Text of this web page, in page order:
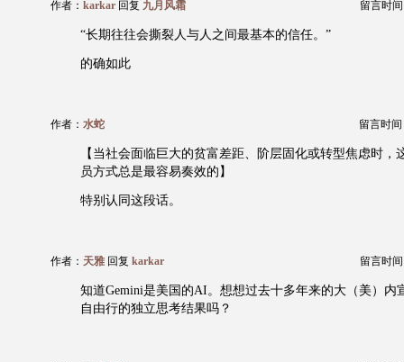
作者： karkar 回复 九月风霜 留言时间
“长期往往会撕裂人与人之间最基本的信任。”
的确如此
作者： 水蛇 留言时间
【当社会面临巨大的贫富差距、阶层固化或转型焦虑时，
员方式总是最容易奏效的】
特别认同这段话。
作者： 天雅 回复 karkar 留言时间
知道Gemini是美国的AI。想想过去十多年来的大（美）内
自由行的独立思考结果吗？